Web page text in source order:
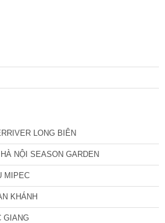
LONG BIÊN
NỘI SEASON GARDEN
MIPEC
KHÁNH
GIANG